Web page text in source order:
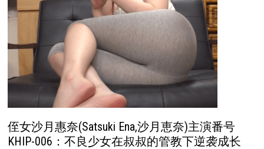
侄女沙月惠奈(Satsuki Ena,沙月恵奈)主演番号
KHIP-006：不良少女在叔叔的管教下逆袭成长